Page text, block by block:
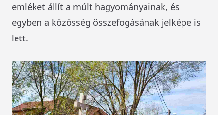
emléket állít a múlt hagyományainak, és
egyben a közösség összefogásának jelképe is
lett.